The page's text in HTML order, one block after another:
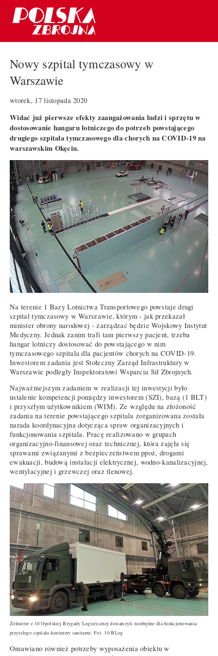
Nowy szpital tymczasowy w
Warszawie
wtorek, 17 listopada 2020
Widać już pierwsze efekty zaangażowania ludzi i sprzętu w
dostosowanie hangaru lotniczego do potrzeb powstającego
drugiego szpitala tymczasowego dla chorych na COVID-19 na
warszawskim Okęciu.
Na terenie 1 Bazy Lotnictwa Transportowego powstaje drugi
szpital tymczasowy w Warszawie, którym - jak przekazał
minister obrony narodowej - zarządzać będzie Wojskowy Instytut
Medyczny. Jednak zanim trafi tam pierwszy pacjent, trzeba
hangar lotniczy dostosować do powstającego w nim
tymczasowego szpitala dla pacjentów chorych na COVID-19.
Inwestorem zadania jest Stołeczny Zarząd Infrastruktury w
Warszawie podległy Inspektoratowi Wsparcia Sił Zbrojnych.
Najważniejszym zadaniem w realizacji tej inwestycji było
ustalenie kompetencji pomiędzy inwestorem (SZI), bazą (1 BLT)
i przyszłym użytkownikiem (WIM). Ze względu na złożoność
zadania na terenie powstającego szpitala zorganizowana została
narada koordynacyjna dotycząca spraw organizacyjnych i
funkcjonowania szpitala. Pracę realizowano w grupach
organizacyjno-finansowej oraz technicznej, która zajęła się
sprawami związanymi z bezpieczeństwem ppoż, drogami
ewakuacji, budową instalacji elektrycznej, wodno-kanalizacyjnej,
wentylacyjnej i grzewczej oraz tlenowej.
Żołnierze z 10 Opolskiej Brygady Logistycznej dostarczyli niezbędne dla funkcjonowania
przyszłego szpitala kontenery sanitarne. Fot. 10 BLog
Omawiano również potrzeby wyposażenia obiektu w